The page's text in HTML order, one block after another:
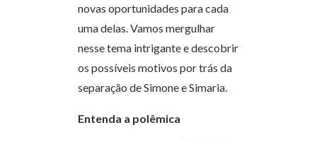
novas oportunidades para cada
uma delas. Vamos mergulhar
nesse tema intrigante e descobrir
os possíveis motivos por trás da
separação de Simone e Simaria.
Entenda a polêmica